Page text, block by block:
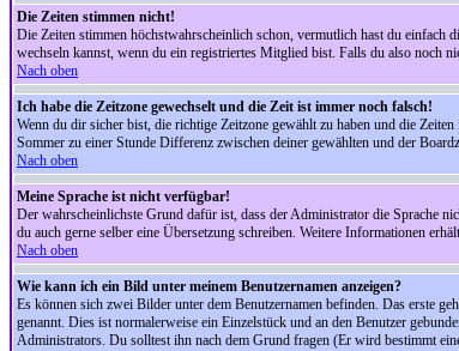
Die Zeiten stimmen nicht!
Die Zeiten stimmen höchstwahrscheinlich schon, vermutlich hast du einfach
wechseln kannst, wenn du ein registriertes Mitglied bist. Falls du also noch
Nach oben
Ich habe die Zeitzone gewechselt und die Zeit ist immer noch falsch!
Wenn du dir sicher bist, die richtige Zeitzone gewählt zu haben und die
Sommer zu einer Stunde Differenz zwischen deiner gewählten und der
Nach oben
Meine Sprache ist nicht verfügbar!
Der wahrscheinlichste Grund dafür ist, dass der Administrator die Sprache
du auch gerne selber eine Übersetzung schreiben. Weitere Informationen
Nach oben
Wie kann ich ein Bild unter meinem Benutzernamen anzeigen?
Es können sich zwei Bilder unter dem Benutzernamen befinden. Das erste
genannt. Dies ist normalerweise ein Einzelstück und an den Benutzer
Administrators. Du solltest ihn nach dem Grund fragen (Er wird bestimmt